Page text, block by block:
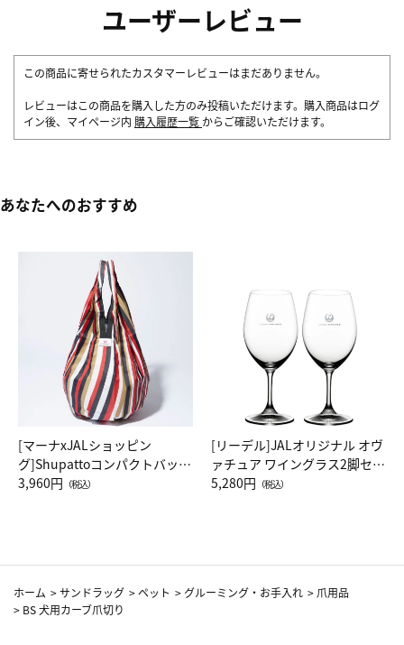
ユーザーレビュー
この商品に寄せられたカスタマーレビューはまだありません。
レビューはこの商品を購入した方のみ投稿いただけます。購入商品はログ
イン後、マイページ内 購入履歴一覧 からご確認いただけます。
あなたへのおすすめ
[マーナxJALショッピン
グ]Shupattoコンパクトバッグ
Drop JAL客室乗務員（LC）ス
3,960円 （税込）
[リーデル]JALオリジナル オヴ
ァチュア ワイングラス2脚セッ
ト（レッドワイン）
5,280円 （税込）
ホーム >サンドラッグ >ペット > グルーミング・お手入れ > 爪用品
> BS 犬用カーブ爪切り